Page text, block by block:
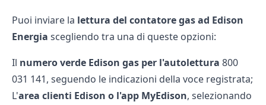
Puoi inviare la lettura del contatore gas ad Edison
Energia scegliendo tra una di queste opzioni:
Il numero verde Edison gas per l'autolettura 800
031 141, seguendo le indicazioni della voce registrata;
L'area clienti Edison o l'app MyEdison, selezionando